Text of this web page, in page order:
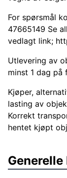
For spørsmål
47665149 Se
vedlagt link;
Utlevering av
minst 1 dag på
Kjøper,
lasting av
Korrekt
hentet kjøpt